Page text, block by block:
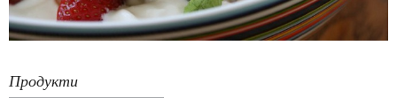
Продукти